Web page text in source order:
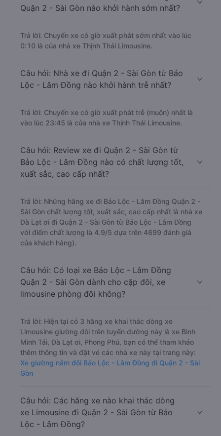
Quận 2 - Sài Gòn nào khởi hành sớm nhất?
Trả lời: Chuyến xe có giờ xuất phát sớm nhất vào lúc
0:10 là của nhà xe Thịnh Thái Limousine.
Câu hỏi: Nhà xe đi Quận 2 - Sài Gòn từ Bảo
Lộc - Lâm Đồng nào khởi hành trễ nhất?
Trả lời: Chuyến xe có giờ xuất phát trễ (muộn) nhất là
vào lúc 23:45 là của nhà xe Thịnh Thái Limousine.
Câu hỏi: Review xe đi Quận 2 - Sài Gòn từ
Bảo Lộc - Lâm Đồng nào có chất lượng tốt,
xuất sắc, cao cấp nhất?
Trả lời: Những hãng xe đi Bảo Lộc - Lâm Đồng Quận 2 -
Sài Gòn chất lượng tốt, xuất sắc, cao cấp nhất là nhà xe
Đà Lạt ơi đi Quận 2 - Sài Gòn từ Bảo Lộc - Lâm Đồng
với điểm chất lượng là 4.9/5 dựa trên 4699 đánh giá
của khách hàng).
Câu hỏi: Có loại xe Bảo Lộc - Lâm Đồng
Quận 2 - Sài Gòn dành cho cặp đôi, xe
limousine phòng đôi không?
Trả lời: Hiện tại có 3 hãng xe khai thác dòng xe
Limousine giường đôi trên tuyến đường này là xe Bình
Minh Tải, Đà Lạt ơi, Phong Phú, bạn có thể tham khảo
thêm thông tin và đặt vé các nhà xe này tại trang này:
Xe giường nằm đôi Bảo Lộc - Lâm Đồng đi Quận 2 - Sài
Gòn
Câu hỏi: Các hãng xe nào khai thác dòng
xe Limousine đi Quận 2 - Sài Gòn từ Bảo
Lộc - Lâm Đồng?